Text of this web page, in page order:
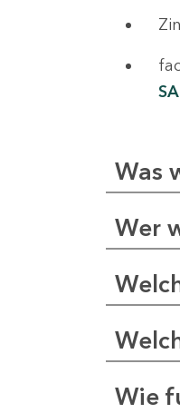
Was
Wer
Wie